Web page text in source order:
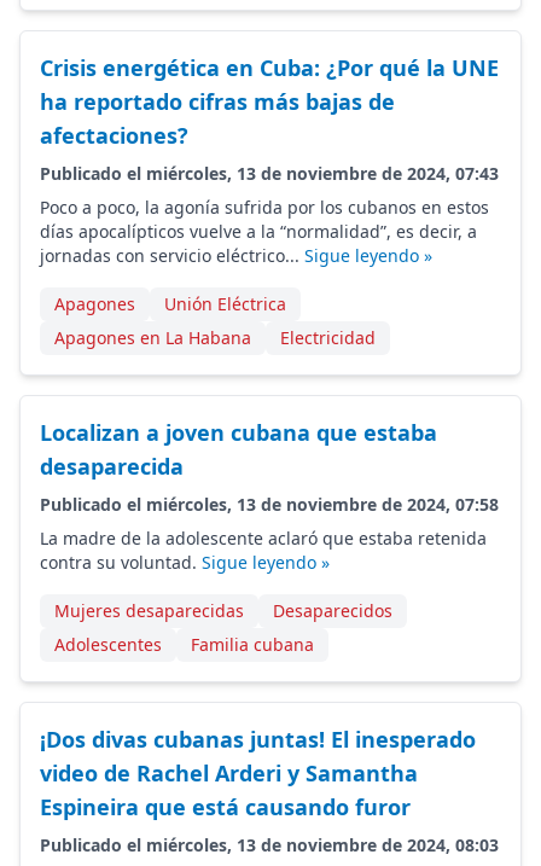
Crisis energética en Cuba: ¿Por qué la UNE
ha reportado cifras más bajas de
afectaciones?
Publicado el miércoles, 13 de noviembre de 2024, 07:43
Poco a poco, la agonía sufrida por los cubanos en estos
días apocalípticos vuelve a la “normalidad”, es decir, a
jornadas con servicio eléctrico... Sigue leyendo »
Apagones
Unión Eléctrica
Apagones en La Habana
Electricidad
Localizan a joven cubana que estaba
desaparecida
Publicado el miércoles, 13 de noviembre de 2024, 07:58
La madre de la adolescente aclaró que estaba retenida
contra su voluntad. Sigue leyendo »
Mujeres desaparecidas
Desaparecidos
Adolescentes
Familia cubana
¡Dos divas cubanas juntas! El inesperado
video de Rachel Arderi y Samantha
Espineira que está causando furor
Publicado el miércoles, 13 de noviembre de 2024, 08:03